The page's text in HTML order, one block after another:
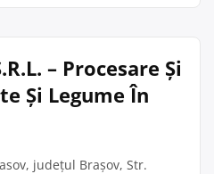
– Procesare Și
Și Legume În
județul Brașov, Str.